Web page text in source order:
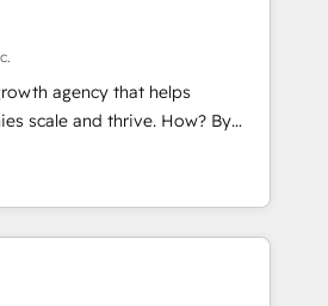
real estate, technology,
services, transportation
staffing and recruiting,
government contractors. Our
Enablement Solutions, Digital
As a fully
agency that helps
and thrive. How? By
every single revenue-
We’re proud
Partners and devout CRM
HubSpot’s custom digital